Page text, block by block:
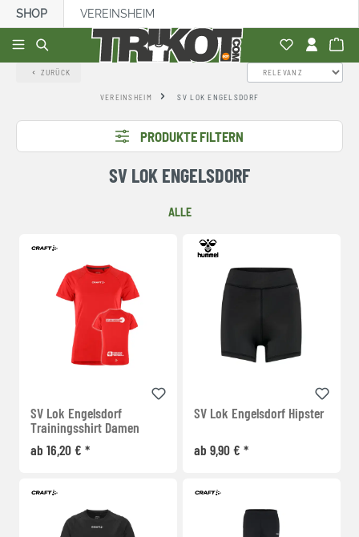
springen
SHOP VEREINSHEIM
ZURÜCK
VEREINSHEIM SV LOK ENGELSDORF
PRODUKTE FILTERN
SV LOK ENGELSDORF
ALLE
SV Lok Engelsdorf
Trainingsshirt Damen
ab 16,20 € *
SV Lok Engelsdorf Hipster
ab 9,90 € *